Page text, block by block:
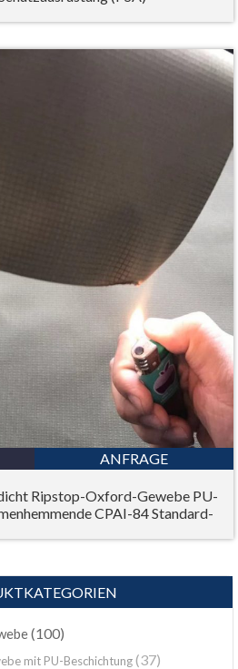
ANFRAGE
Ripstop-Oxford-Gewebe PU-
CPAI-84 Standard-
(100)
mit PU-Beschichtung(37)